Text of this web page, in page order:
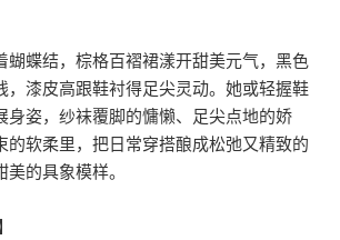
蝴蝶结，棕格百褶裙漾开甜美元气，黑色
，漆皮高跟鞋衬得足尖灵动。她或轻握鞋
身姿，纱袜覆脚的慵懒、足尖点地的娇
的软柔里，把日常穿搭酿成松弛又精致的
的具象模样。